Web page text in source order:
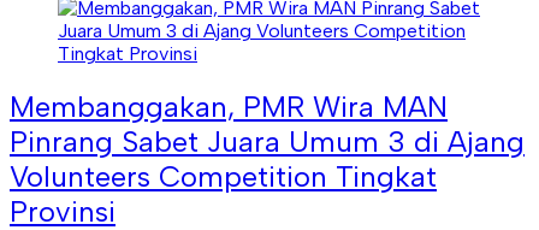
Membanggakan, PMR Wira MAN
Pinrang Sabet Juara Umum 3 di Ajang
Volunteers Competition Tingkat
Provinsi